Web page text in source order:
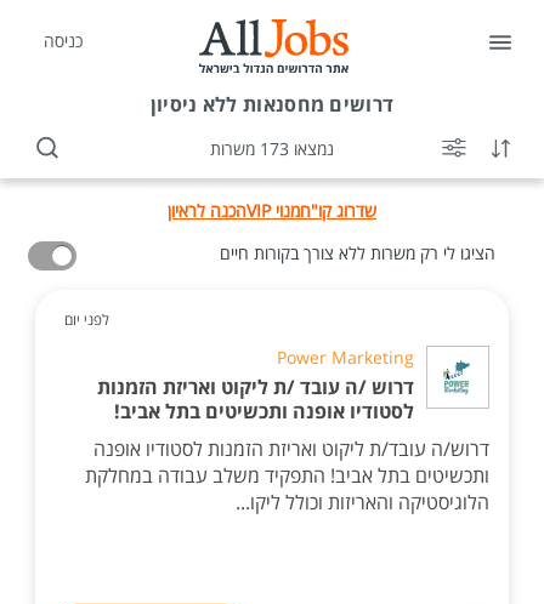
כניסה
דרושים מחסנאות ללא ניסיון
נמצאו 173 משרות
שדרוג קו"חמנוי VIP
הכנה לראיון
הציגו לי רק משרות ללא צורך בקורות חיים
לפני יום
Power Marketing
דרוש /ה עובד /ת ליקוט ואריזת הזמנות
לסטודיו אופנה ותכשיטים בתל אביב!
דרוש/ה עובד/ת ליקוט ואריזת הזמנות לסטודיו אופנה
ותכשיטים בתל אביב! התפקיד משלב עבודה במחלקת
הלוגיסטיקה והאריזות וכולל ליקו...